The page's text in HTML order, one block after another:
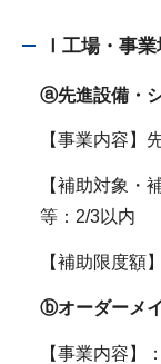
Ⅰ工場・事業
ⓐ先進設備・
【事業内容】
【補助対象・
等：2/3以内
【補助限度額
ⓑオーダーメ
【事業内容】